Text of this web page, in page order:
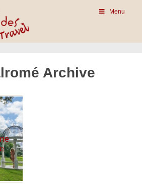
Menu
Archive